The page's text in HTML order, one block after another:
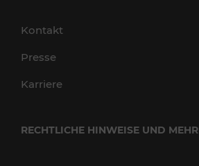
Kontakt
Presse
Karriere
RECHTLICHE HINWEISE UND MEHR